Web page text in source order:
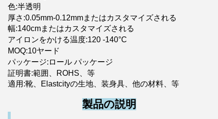
色:半透明
厚さ:0.05mm-0.12mmまたはカスタマイズされる
幅:140cmまたはカスタマイズされる
アイロンをかける温度:120 -140°C
MOQ:10ヤード
パッケージ:ロール パッケージ
証明書:範囲、ROHS、等
適用:靴、Elastcityの生地、装身具、他の材料、等
製品の説明